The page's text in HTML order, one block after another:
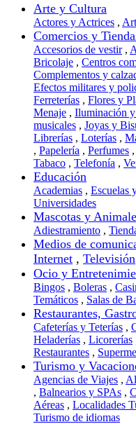
Arte y Cultura
Actores y Actrices ,
Comercios y
Accesorios de vestir,
Bricolaje , Centros
Complementos y
Efectos militares y
Ferreterías , Flores y
Menaje , Iluminación
musicales , Joyas y
Librerías , Loterías ,
, Papelería , Perfumes ,
Tabaco , Telefonía ,
Educación
Academias , Escuelas
Universidades
Mascotas y
Adiestramiento ,
Medios de
Internet , Televisión
Ocio y
Bingos , Boleras ,
Temáticos , Salas de
Restaurantes,
Cafeterías y Teterías ,
Heladerías , Licorerías
Restaurantes ,
Turismo y
Agencias de Viajes ,
, Balnearios y SPAs ,
Aéreas , Localidades
Turismo de idiomas